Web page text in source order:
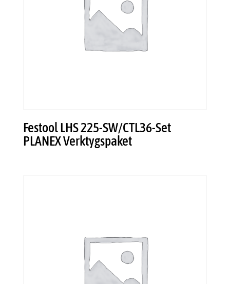
Festool LHS 225-SW/CTL36-Set
PLANEX Verktygspaket